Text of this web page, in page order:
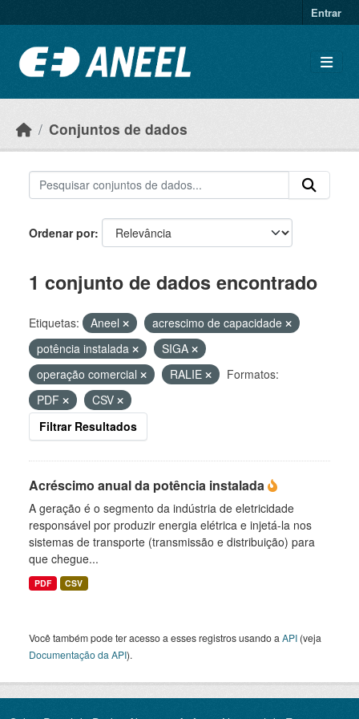
Entrar
Conjuntos de dados
Ordenar por
1 conjunto de dados encontrado
Etiquetas: Aneel
acrescimo de capacidade
potência instalada
SIGA
operação comercial
RALIE
Formatos:
PDF
CSV
Filtrar Resultados
Acréscimo anual da potência instalada
A geração é o segmento da indústria de eletricidade
responsável por produzir energia elétrica e injetá-la nos
sistemas de transporte (transmissão e distribuição) para
que chegue...
PDF CSV
Você também pode ter acesso a esses registros usando a API (veja
Documentação da API).